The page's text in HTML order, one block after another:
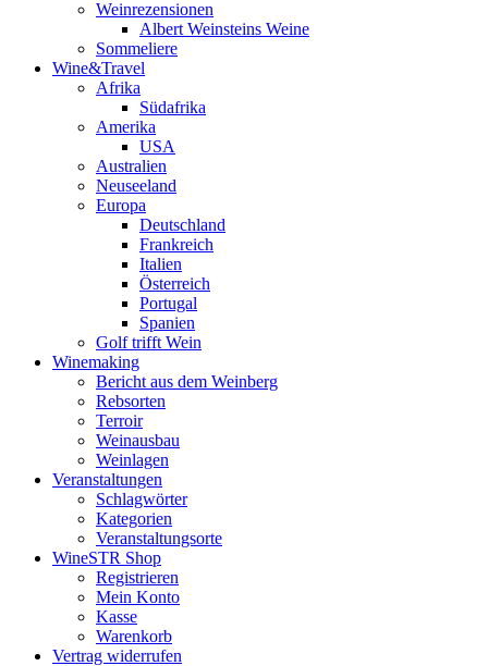
Weinrezensionen
Albert Weinsteins Weine
Sommeliere
Wine&Travel
Afrika
Südafrika
Amerika
USA
Australien
Neuseeland
Europa
Deutschland
Frankreich
Italien
Österreich
Portugal
Spanien
Golf trifft Wein
Winemaking
Bericht aus dem Weinberg
Rebsorten
Terroir
Weinausbau
Weinlagen
Veranstaltungen
Schlagwörter
Kategorien
Veranstaltungsorte
WineSTR Shop
Registrieren
Mein Konto
Kasse
Warenkorb
Vertrag widerrufen